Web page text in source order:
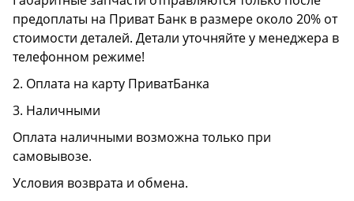
предоплаты на Приват Банк в размере около 20% от
стоимости деталей. Детали уточняйте у менеджера в
телефонном режиме!
2. Оплата на карту ПриватБанка
3. Наличными
Оплата наличными возможна только при
самовывозе.
Условия возврата и обмена.